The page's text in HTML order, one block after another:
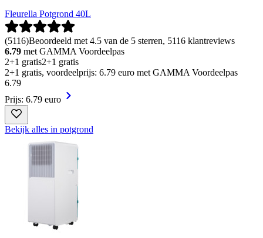
Fleurella Potgrond 40L
(5116)Beoordeeld met 4.5 van de 5 sterren, 5116 klantreviews
6.79 met GAMMA Voordeelpas
2+1 gratis2+1 gratis
2+1 gratis, voordeelprijs: 6.79 euro met GAMMA Voordeelpas
6.79
Prijs: 6.79 euro
Bekijk alles in potgrond